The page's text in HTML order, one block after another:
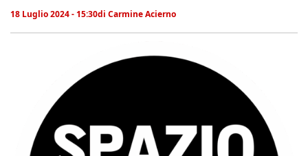
18 Luglio 2024 - 15:30di Carmine Acierno